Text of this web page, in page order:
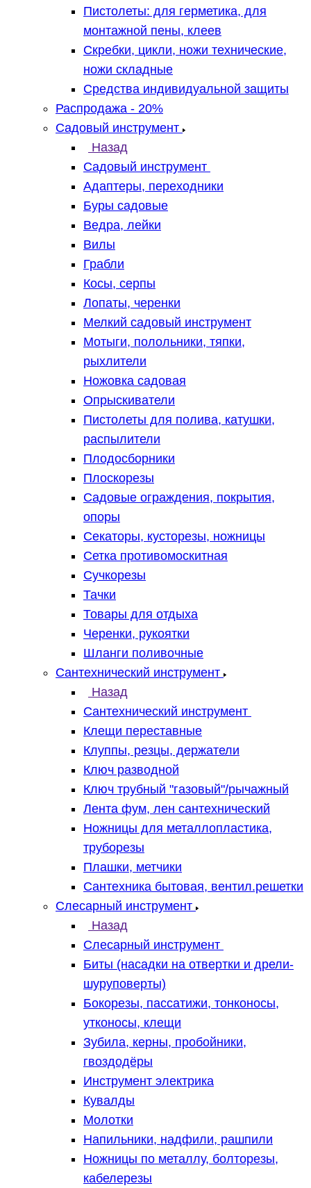
Пистолеты: для герметика, для
монтажной пены, клеев
Скребки, цикли, ножи технические,
ножи складные
Средства индивидуальной защиты
Распродажа - 20%
Садовый инструмент
Назад
Садовый инструмент
Адаптеры, переходники
Буры садовые
Ведра, лейки
Вилы
Грабли
Косы, серпы
Лопаты, черенки
Мелкий садовый инструмент
Мотыги, полольники, тяпки,
рыхлители
Ножовка садовая
Опрыскиватели
Пистолеты для полива, катушки,
распылители
Плодосборники
Плоскорезы
Садовые ограждения, покрытия,
опоры
Секаторы, кусторезы, ножницы
Сетка противомоскитная
Сучкорезы
Тачки
Товары для отдыха
Черенки, рукоятки
Шланги поливочные
Сантехнический инструмент
Назад
Сантехнический инструмент
Клещи переставные
Клуппы, резцы, держатели
Ключ разводной
Ключ трубный "газовый"/рычажный
Лента фум, лен сантехнический
Ножницы для металлопластика,
труборезы
Плашки, метчики
Сантехника бытовая, вентил.решетки
Слесарный инструмент
Назад
Слесарный инструмент
Биты (насадки на отвертки и дрели-
шуруповерты)
Бокорезы, пассатижи, тонконосы,
утконосы, клещи
Зубила, керны, пробойники,
гвоздодёры
Инструмент электрика
Кувалды
Молотки
Напильники, надфили, рашпили
Ножницы по металлу, болторезы,
кабелерезы